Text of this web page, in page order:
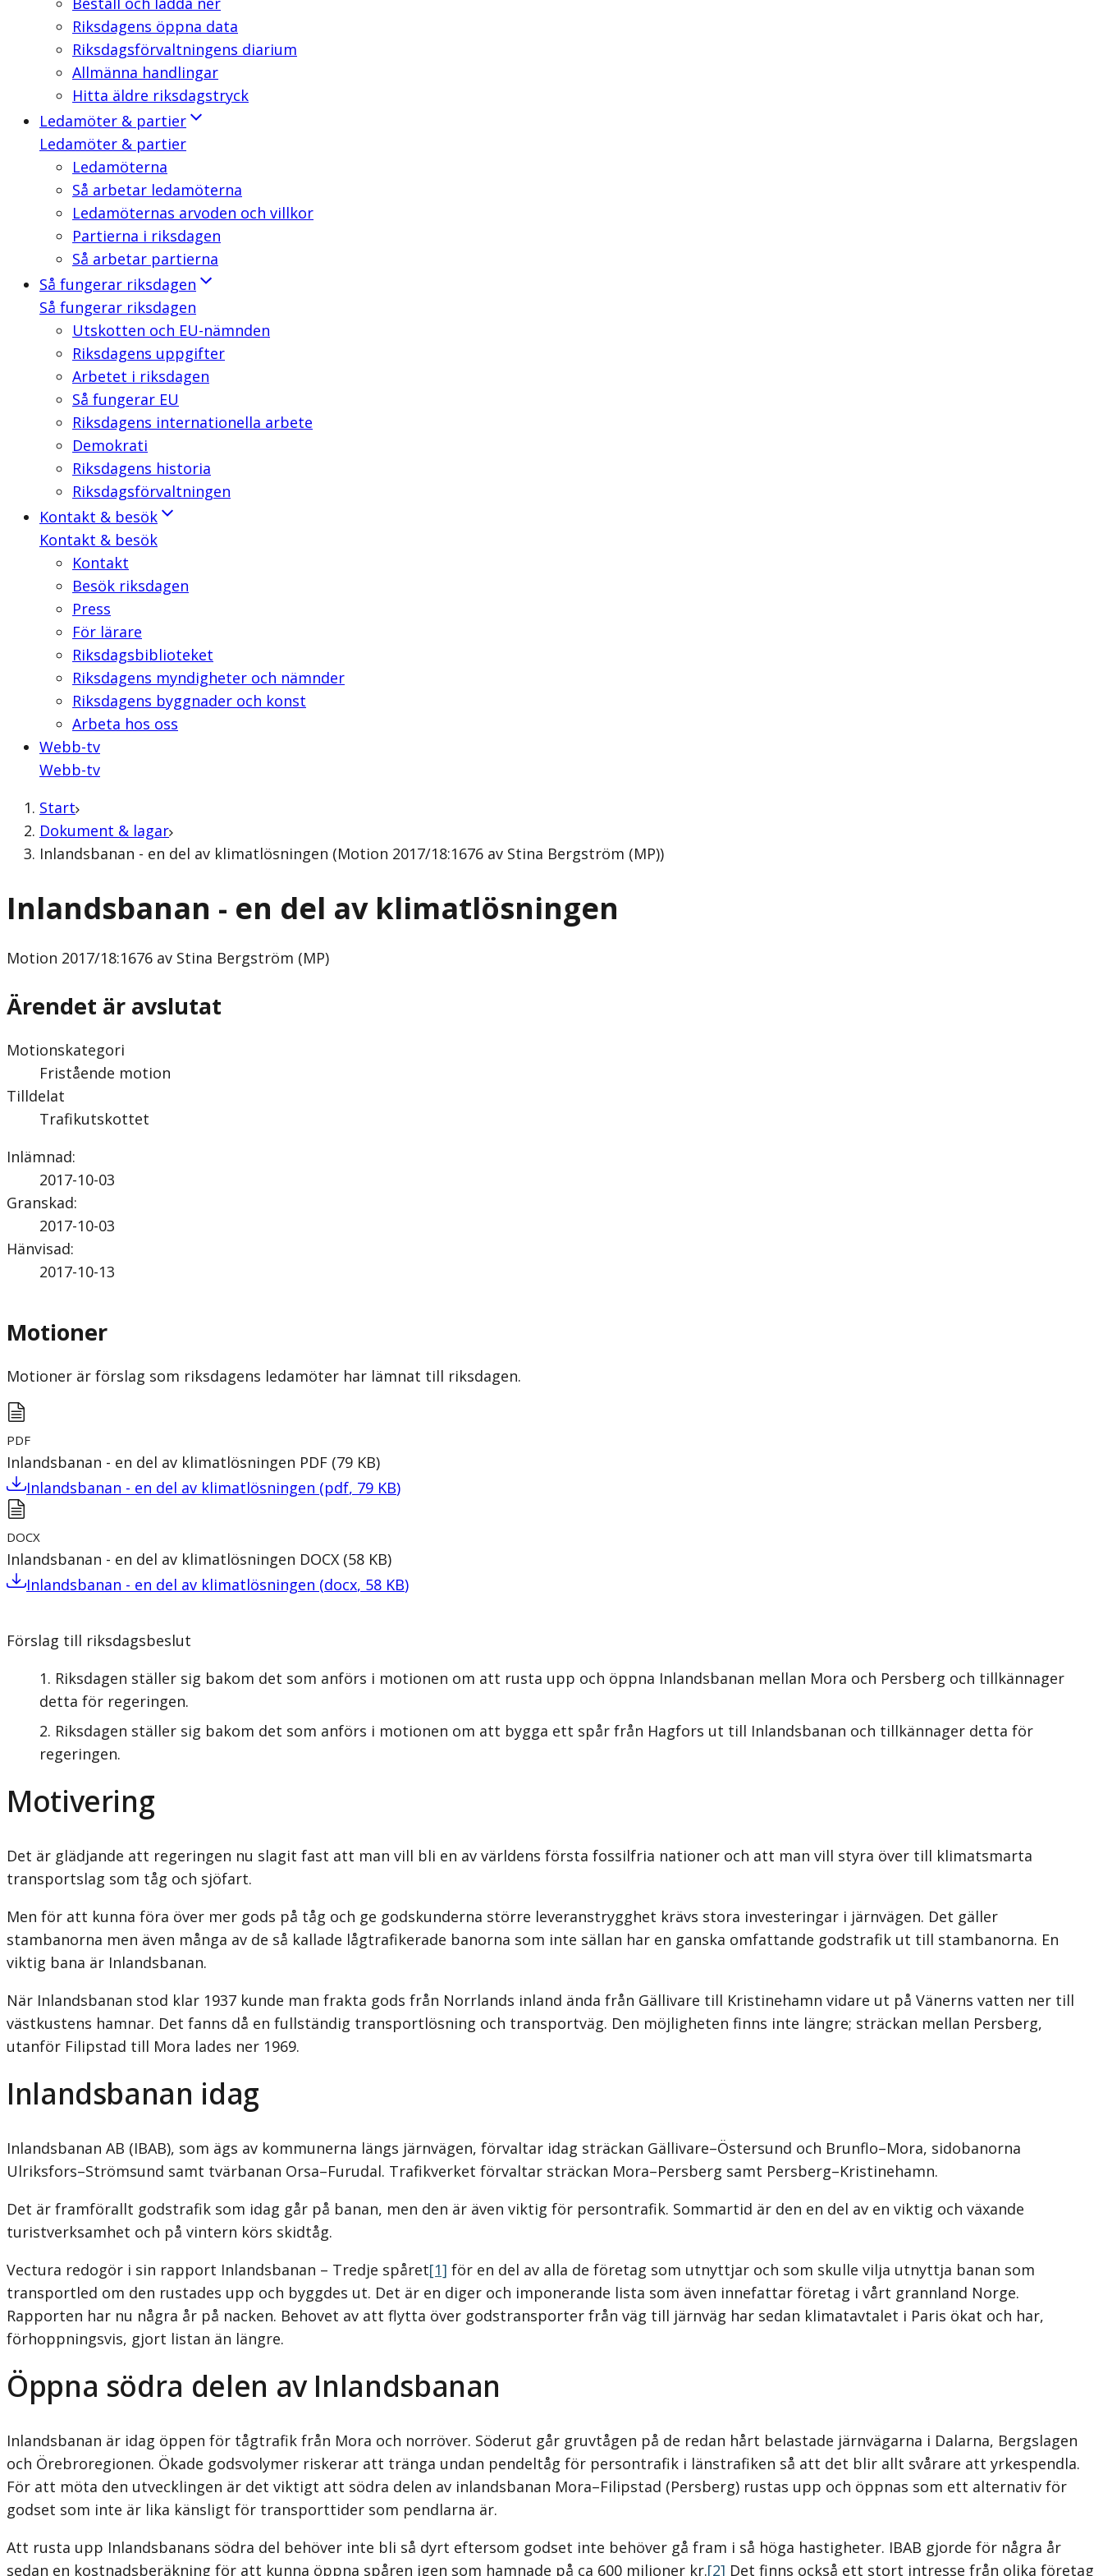
Riksdagens öppna data
Riksdagsförvaltningens diarium
Allmänna handlingar
Hitta äldre riksdagstryck
Ledamöter & partier
Ledamöter & partier
Ledamöterna
Så arbetar ledamöterna
Ledamöternas arvoden och villkor
Partierna i riksdagen
Så arbetar partierna
Så fungerar riksdagen
Så fungerar riksdagen
Utskotten och EU-nämnden
Riksdagens uppgifter
Arbetet i riksdagen
Så fungerar EU
Riksdagens internationella arbete
Demokrati
Riksdagens historia
Riksdagsförvaltningen
Kontakt & besök
Kontakt & besök
Kontakt
Besök riksdagen
Press
För lärare
Riksdagsbiblioteket
Riksdagens myndigheter och nämnder
Riksdagens byggnader och konst
Arbeta hos oss
Webb-tv
Webb-tv
Start
Dokument & lagar
Inlandsbanan - en del av klimatlösningen (Motion 2017/18:1676 av Stina Bergström (MP))
Inlandsbanan - en del av klimatlösningen
Motion 2017/18:1676 av Stina Bergström (MP)
Ärendet är avslutat
Motionskategori
Fristående motion
Tilldelat
Trafikutskottet
Inlämnad:
2017-10-03
Granskad:
2017-10-03
Hänvisad:
2017-10-13
Motioner
Motioner är förslag som riksdagens ledamöter har lämnat till riksdagen.
PDF
Inlandsbanan - en del av klimatlösningen PDF (79 KB)
Inlandsbanan - en del av klimatlösningen (pdf, 79 KB)
DOCX
Inlandsbanan - en del av klimatlösningen DOCX (58 KB)
Inlandsbanan - en del av klimatlösningen (docx, 58 KB)
Förslag till riksdagsbeslut
Riksdagen ställer sig bakom det som anförs i motionen om att rusta upp och öppna Inlandsbanan mellan Mora och Persberg och tillkännager
detta för regeringen.
Riksdagen ställer sig bakom det som anförs i motionen om att bygga ett spår från Hagfors ut till Inlandsbanan och tillkännager detta för
regeringen.
Motivering
Det är glädjande att regeringen nu slagit fast att man vill bli en av världens första fossilfria nationer och att man vill styra över till klimatsmarta
transportslag som tåg och sjöfart.
Men för att kunna föra över mer gods på tåg och ge godskunderna större leveranstrygghet krävs stora investeringar i järnvägen. Det gäller
stambanorna men även många av de så kallade lågtrafikerade banorna som inte sällan har en ganska omfattande godstrafik ut till stambanorna. En
viktig bana är Inlandsbanan.
När Inlandsbanan stod klar 1937 kunde man frakta gods från Norrlands inland ända från Gällivare till Kristinehamn vidare ut på Vänerns vatten ner till
västkustens hamnar. Det fanns då en fullständig transportlösning och transportväg. Den möjligheten finns inte längre; sträckan mellan Persberg,
utanför Filipstad till Mora lades ner 1969.
Inlandsbanan idag
Inlandsbanan AB (IBAB), som ägs av kommunerna längs järnvägen, förvaltar idag sträckan Gällivare–Östersund och Brunflo–Mora, sidobanorna
Ulriksfors–Strömsund samt tvärbanan Orsa–Furudal. Trafikverket förvaltar sträckan Mora–Persberg samt Persberg–Kristinehamn.
Det är framförallt godstrafik som idag går på banan, men den är även viktig för persontrafik. Sommartid är den en del av en viktig och växande
turistverksamhet och på vintern körs skidtåg.
Vectura redogör i sin rapport Inlandsbanan – Tredje spåret[1] för en del av alla de företag som utnyttjar och som skulle vilja utnyttja banan som
transportled om den rustades upp och byggdes ut. Det är en diger och imponerande lista som även innefattar företag i vårt grannland Norge.
Rapporten har nu några år på nacken. Behovet av att flytta över godstransporter från väg till järnväg har sedan klimatavtalet i Paris ökat och har,
förhoppningsvis, gjort listan än längre.
Öppna södra delen av Inlandsbanan
Inlandsbanan är idag öppen för tågtrafik från Mora och norröver. Söderut går gruvtågen på de redan hårt belastade järnvägarna i Dalarna, Bergslagen
och Örebroregionen. Ökade godsvolymer riskerar att tränga undan pendeltåg för persontrafik i länstrafiken så att det blir allt svårare att yrkespendla.
För att möta den utvecklingen är det viktigt att södra delen av inlandsbanan Mora–Filipstad (Persberg) rustas upp och öppnas som ett alternativ för
godset som inte är lika känsligt för transporttider som pendlarna är.
Att rusta upp Inlandsbanans södra del behöver inte bli så dyrt eftersom godset inte behöver gå fram i så höga hastigheter. IBAB gjorde för några år
sedan en kostnadsberäkning för att kunna öppna spåren igen som hamnade på ca 600 miljoner kr.[2] Det finns också ett stort intresse från olika företag